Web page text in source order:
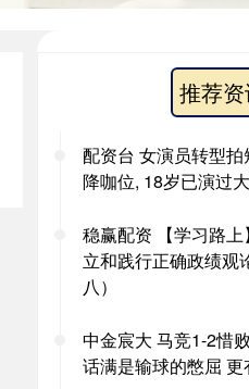
推荐
配资台 女演员转型
降咖位, 18岁已演过
稳赢配资 【学习路
立和践行正确政绩观
八）
中金宸大 马竞1-2惜
话满是输球的憋屈